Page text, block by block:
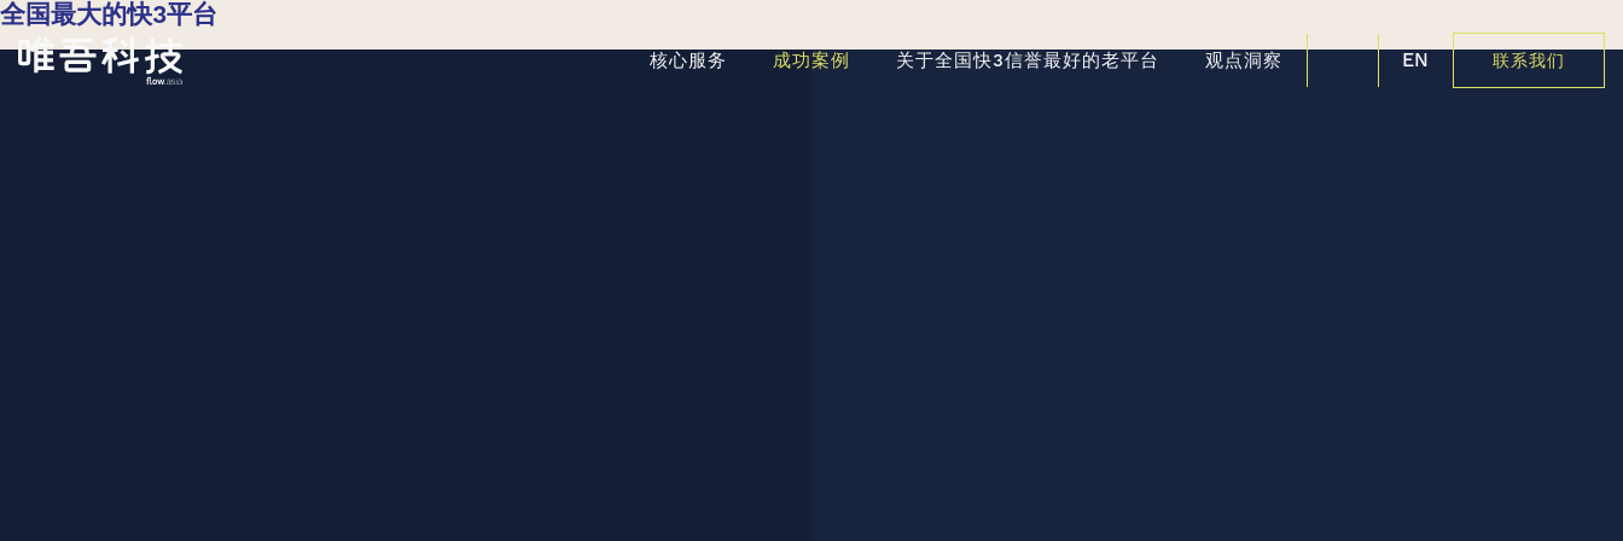
全国最大的快3平台
核心服务 成功案例 关于全国快3信誉最好的老平台 观点洞察 EN 联系我们